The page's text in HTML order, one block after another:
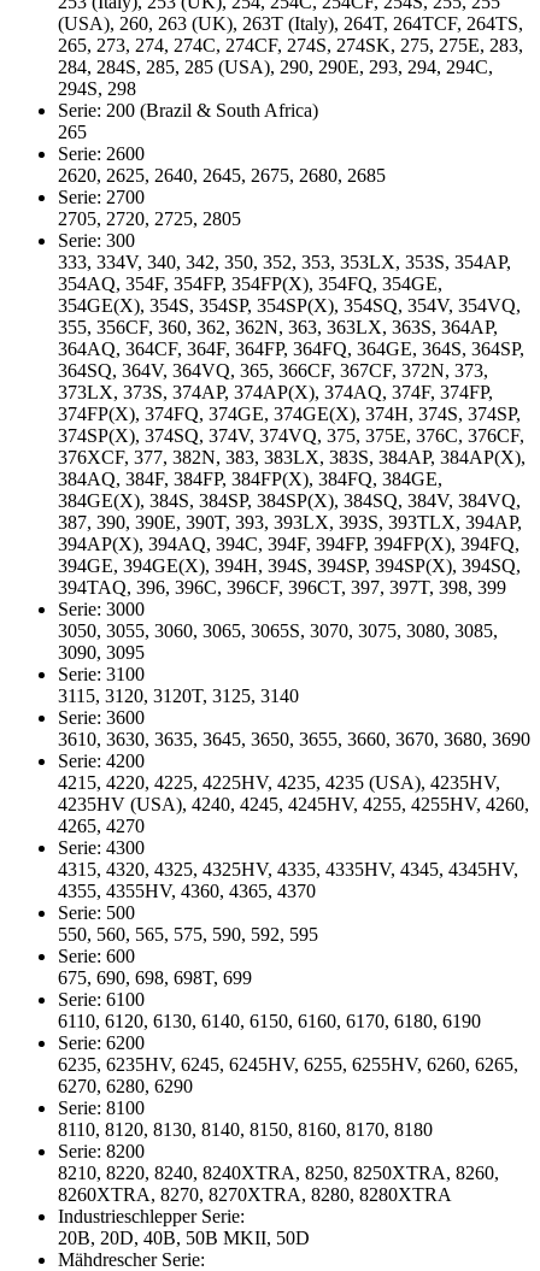
(USA), 260, 263 (UK), 263T (Italy), 264T, 264TCF, 264TS,
265, 273, 274, 274C, 274CF, 274S, 274SK, 275, 275E, 283,
284, 284S, 285, 285 (USA), 290, 290E, 293, 294, 294C,
294S, 298
Serie: 200 (Brazil & South Africa)
265
Serie: 2600
2620, 2625, 2640, 2645, 2675, 2680, 2685
Serie: 2700
2705, 2720, 2725, 2805
Serie: 300
333, 334V, 340, 342, 350, 352, 353, 353LX, 353S, 354AP,
354AQ, 354F, 354FP, 354FP(X), 354FQ, 354GE,
354GE(X), 354S, 354SP, 354SP(X), 354SQ, 354V, 354VQ,
355, 356CF, 360, 362, 362N, 363, 363LX, 363S, 364AP,
364AQ, 364CF, 364F, 364FP, 364FQ, 364GE, 364S, 364SP,
364SQ, 364V, 364VQ, 365, 366CF, 367CF, 372N, 373,
373LX, 373S, 374AP, 374AP(X), 374AQ, 374F, 374FP,
374FP(X), 374FQ, 374GE, 374GE(X), 374H, 374S, 374SP,
374SP(X), 374SQ, 374V, 374VQ, 375, 375E, 376C, 376CF,
376XCF, 377, 382N, 383, 383LX, 383S, 384AP, 384AP(X),
384AQ, 384F, 384FP, 384FP(X), 384FQ, 384GE,
384GE(X), 384S, 384SP, 384SP(X), 384SQ, 384V, 384VQ,
387, 390, 390E, 390T, 393, 393LX, 393S, 393TLX, 394AP,
394AP(X), 394AQ, 394C, 394F, 394FP, 394FP(X), 394FQ,
394GE, 394GE(X), 394H, 394S, 394SP, 394SP(X), 394SQ,
394TAQ, 396, 396C, 396CF, 396CT, 397, 397T, 398, 399
Serie: 3000
3050, 3055, 3060, 3065, 3065S, 3070, 3075, 3080, 3085,
3090, 3095
Serie: 3100
3115, 3120, 3120T, 3125, 3140
Serie: 3600
3610, 3630, 3635, 3645, 3650, 3655, 3660, 3670, 3680, 3690
Serie: 4200
4215, 4220, 4225, 4225HV, 4235, 4235 (USA), 4235HV,
4235HV (USA), 4240, 4245, 4245HV, 4255, 4255HV, 4260,
4265, 4270
Serie: 4300
4315, 4320, 4325, 4325HV, 4335, 4335HV, 4345, 4345HV,
4355, 4355HV, 4360, 4365, 4370
Serie: 500
550, 560, 565, 575, 590, 592, 595
Serie: 600
675, 690, 698, 698T, 699
Serie: 6100
6110, 6120, 6130, 6140, 6150, 6160, 6170, 6180, 6190
Serie: 6200
6235, 6235HV, 6245, 6245HV, 6255, 6255HV, 6260, 6265,
6270, 6280, 6290
Serie: 8100
8110, 8120, 8130, 8140, 8150, 8160, 8170, 8180
Serie: 8200
8210, 8220, 8240, 8240XTRA, 8250, 8250XTRA, 8260,
8260XTRA, 8270, 8270XTRA, 8280, 8280XTRA
Industrieschlepper Serie:
20B, 20D, 40B, 50B MKII, 50D
Mähdrescher Serie: